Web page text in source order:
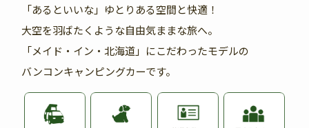
「あるといいな」ゆとりある空間と快適！
大空を羽ばたくような自由気ままな旅へ。
「メイド・イン・北海道」にこだわったモデルの
バンコンキャンピングカーです。